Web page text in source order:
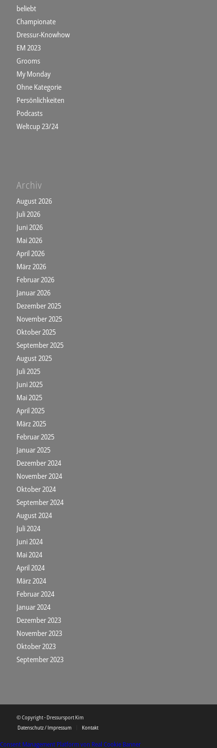
beliebt
Championate
Dressur-Knowhow
EM 2023
Grooms
My Monday
Ohne Kategorie
Persönlichkeiten
Podcasts
Weltcup 23/24
Archiv
August 2026
Juli 2026
Juni 2026
Mai 2026
April 2026
März 2026
Februar 2026
Januar 2026
Dezember 2025
November 2025
Oktober 2025
September 2025
August 2025
Juli 2025
Juni 2025
Mai 2025
April 2025
März 2025
Februar 2025
Januar 2025
Dezember 2024
November 2024
Oktober 2024
September 2024
August 2024
Juli 2024
Juni 2024
Mai 2024
April 2024
März 2024
Februar 2024
Januar 2024
Dezember 2023
November 2023
Oktober 2023
September 2023
© Copyright - Dressursport Kim
Datenschutz / Impressum
Kontakt
Consent Management Platform von Real Cookie Banner